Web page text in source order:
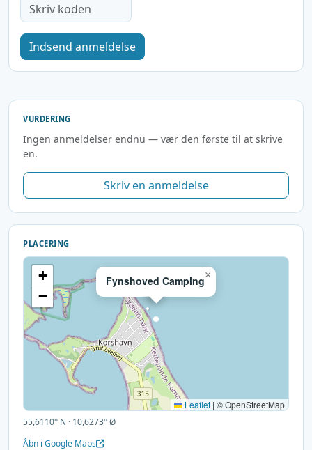
Indsend anmeldelse
VURDERING
Ingen anmeldelser endnu — vær den første til at skrive
en.
Skriv en anmeldelse
PLACERING
Fynshoved Camping×
+
−
Leaflet | © OpenStreetMap
55,6110° N · 10,6273° Ø
Åbn i Google Maps